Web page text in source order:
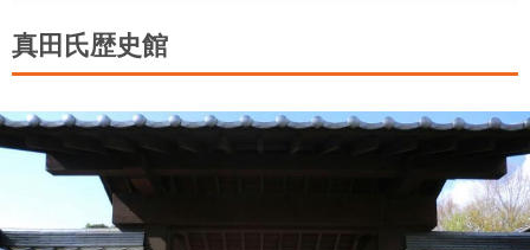
真田氏歴史館